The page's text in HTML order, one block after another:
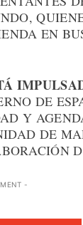
EN
DE
Y
DE
-